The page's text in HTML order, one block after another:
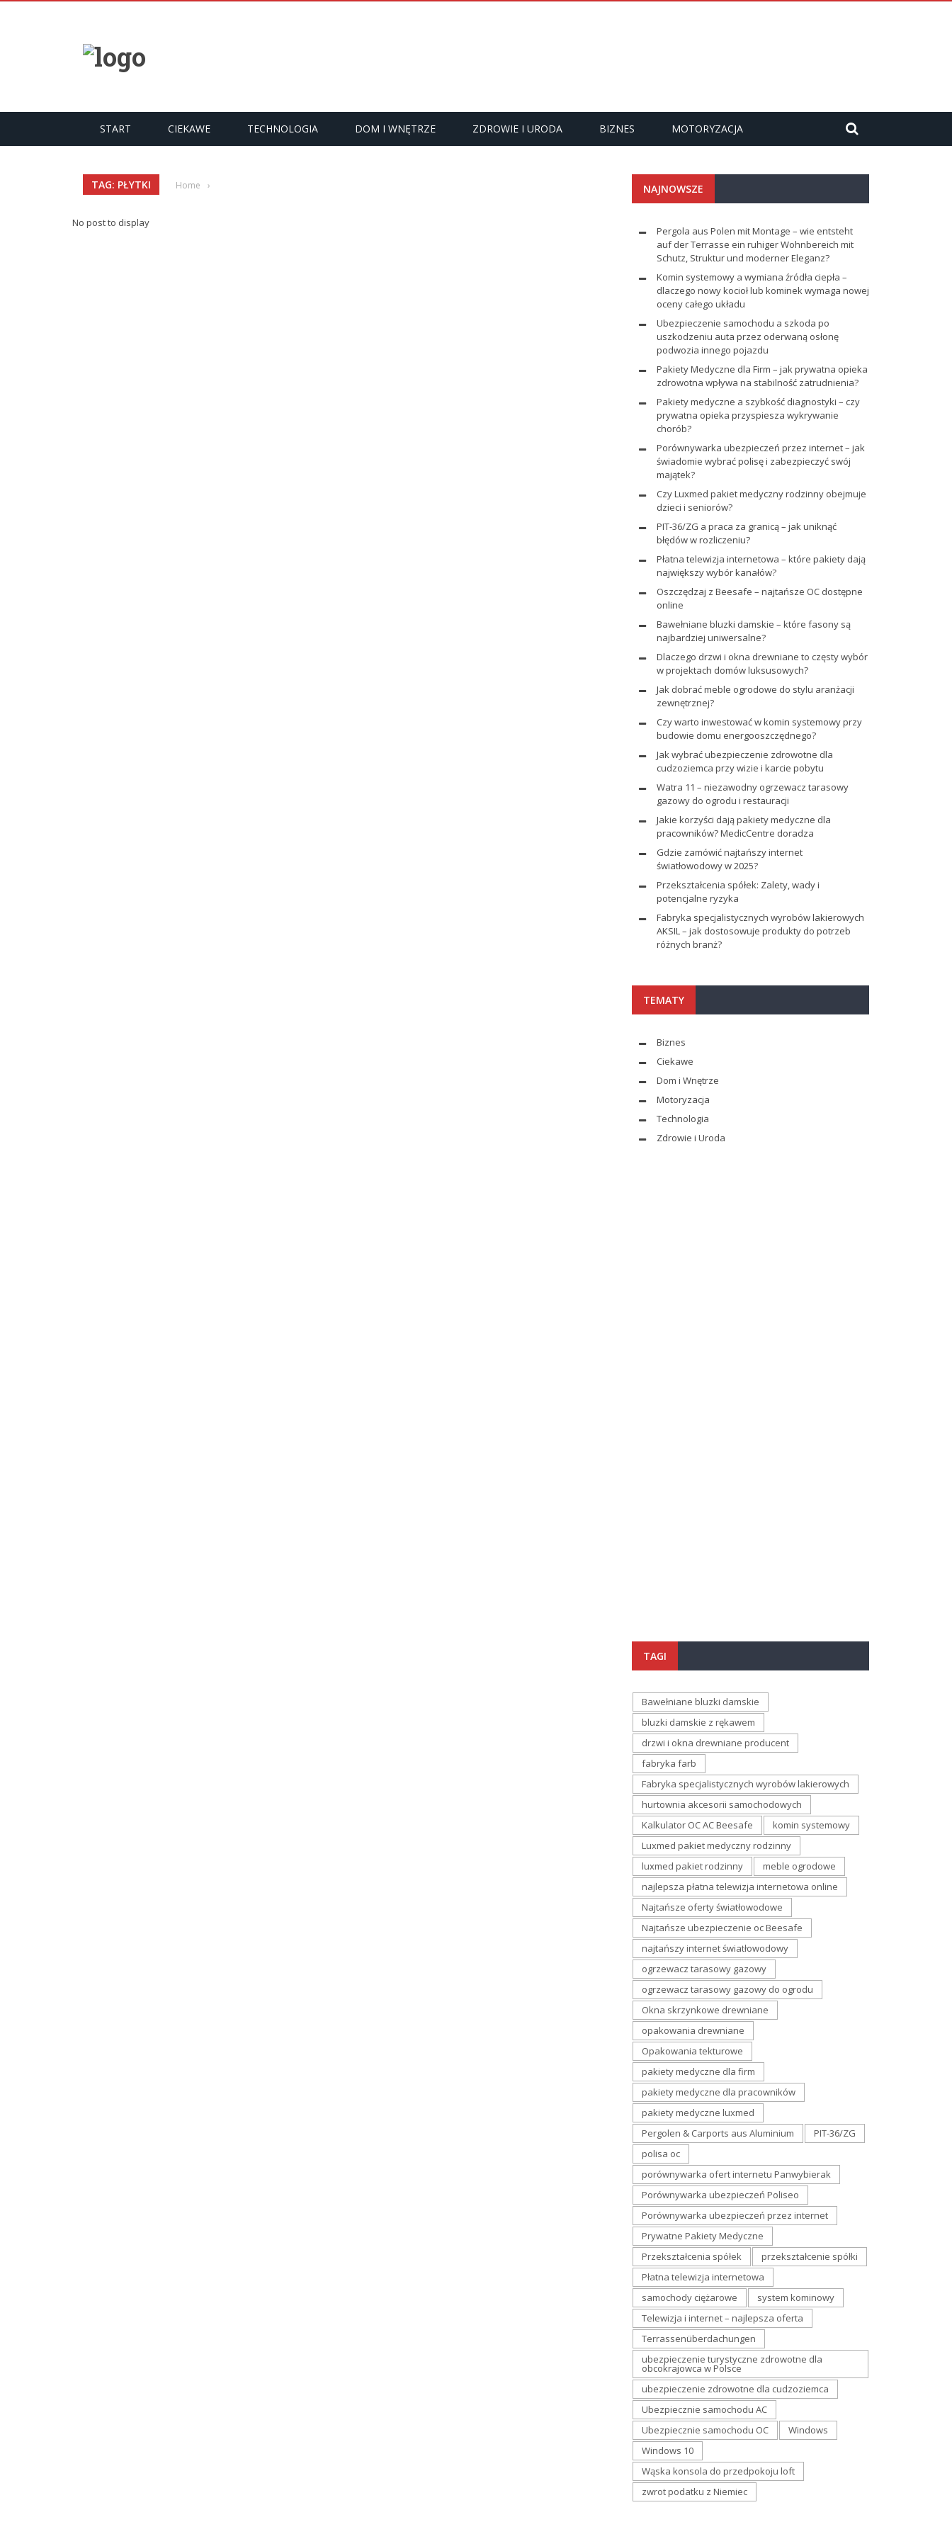
START CIEKAWE TECHNOLOGIA DOM I WNĘTRZE ZDROWIE I URODA BIZNES MOTORYZACJA
TAG: PŁYTKI Home ›
No post to display
NAJNOWSZE
Pergola aus Polen mit Montage – wie entsteht
auf der Terrasse ein ruhiger Wohnbereich mit
Schutz, Struktur und moderner Eleganz?
Komin systemowy a wymiana źródła ciepła –
dlaczego nowy kocioł lub kominek wymaga nowej
oceny całego układu
Ubezpieczenie samochodu a szkoda po
uszkodzeniu auta przez oderwaną osłonę
podwozia innego pojazdu
Pakiety Medyczne dla Firm – jak prywatna opieka
zdrowotna wpływa na stabilność zatrudnienia?
Pakiety medyczne a szybkość diagnostyki – czy
prywatna opieka przyspiesza wykrywanie
chorób?
Porównywarka ubezpieczeń przez internet – jak
świadomie wybrać polisę i zabezpieczyć swój
majątek?
Czy Luxmed pakiet medyczny rodzinny obejmuje
dzieci i seniorów?
PIT-36/ZG a praca za granicą – jak uniknąć
błędów w rozliczeniu?
Płatna telewizja internetowa – które pakiety dają
największy wybór kanałów?
Oszczędzaj z Beesafe – najtańsze OC dostępne
online
Bawełniane bluzki damskie – które fasony są
najbardziej uniwersalne?
Dlaczego drzwi i okna drewniane to częsty wybór
w projektach domów luksusowych?
Jak dobrać meble ogrodowe do stylu aranżacji
zewnętrznej?
Czy warto inwestować w komin systemowy przy
budowie domu energooszczędnego?
Jak wybrać ubezpieczenie zdrowotne dla
cudzoziemca przy wizie i karcie pobytu
Watra 11 – niezawodny ogrzewacz tarasowy
gazowy do ogrodu i restauracji
Jakie korzyści dają pakiety medyczne dla
pracowników? MedicCentre doradza
Gdzie zamówić najtańszy internet
światłowodowy w 2025?
Przekształcenia spółek: Zalety, wady i
potencjalne ryzyka
Fabryka specjalistycznych wyrobów lakierowych
AKSIL – jak dostosowuje produkty do potrzeb
różnych branż?
TEMATY
Biznes
Ciekawe
Dom i Wnętrze
Motoryzacja
Technologia
Zdrowie i Uroda
TAGI
Bawełniane bluzki damskie
bluzki damskie z rękawem
drzwi i okna drewniane producent
fabryka farb
Fabryka specjalistycznych wyrobów lakierowych
hurtownia akcesorii samochodowych
Kalkulator OC AC Beesafe
komin systemowy
Luxmed pakiet medyczny rodzinny
luxmed pakiet rodzinny
meble ogrodowe
najlepsza płatna telewizja internetowa online
Najtańsze oferty światłowodowe
Najtańsze ubezpieczenie oc Beesafe
najtańszy internet światłowodowy
ogrzewacz tarasowy gazowy
ogrzewacz tarasowy gazowy do ogrodu
Okna skrzynkowe drewniane
opakowania drewniane
Opakowania tekturowe
pakiety medyczne dla firm
pakiety medyczne dla pracowników
pakiety medyczne luxmed
Pergolen & Carports aus Aluminium
PIT-36/ZG
polisa oc
porównywarka ofert internetu Panwybierak
Porównywarka ubezpieczeń Poliseo
Porównywarka ubezpieczeń przez internet
Prywatne Pakiety Medyczne
Przekształcenia spółek
przekształcenie spółki
Płatna telewizja internetowa
samochody ciężarowe
system kominowy
Telewizja i internet – najlepsza oferta
Terrassenüberdachungen
ubezpieczenie turystyczne zdrowotne dla
obcokrajowca w Polsce
ubezpieczenie zdrowotne dla cudzoziemca
Ubezpiecznie samochodu AC
Ubezpiecznie samochodu OC
Windows
Windows 10
Wąska konsola do przedpokoju loft
zwrot podatku z Niemiec